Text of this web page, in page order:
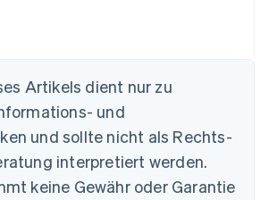
Artikels dient nur zu
und
und sollte nicht als Rechts-
interpretiert werden.
keine Gewähr oder Garantie
Deutsch English